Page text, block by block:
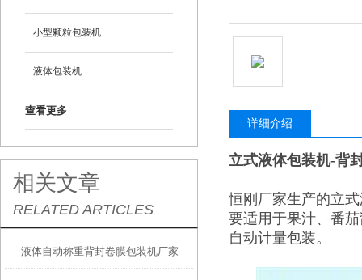
小型颗粒包装机
液体包装机
查看更多
相关文章
RELATED ARTICLES
液体自动称重背封卷膜包装机厂家
详细介绍
立式液体包装机-背
恒刚厂家生产的立
要适用于果汁、番
自动计量包装。